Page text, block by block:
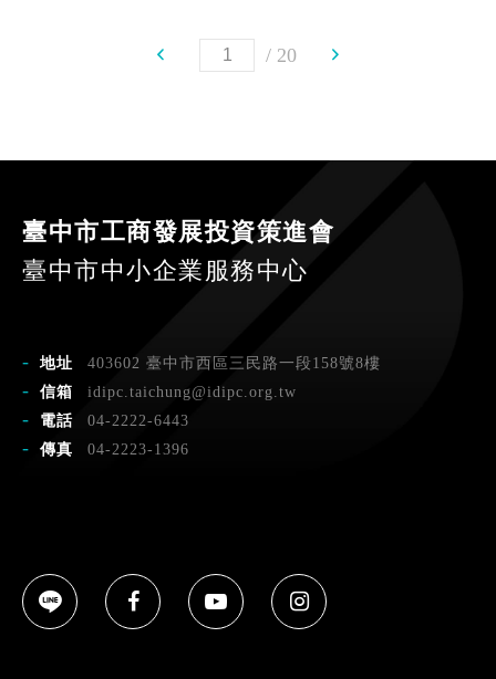
20
臺中市工商發展投資策進會
臺中市中小企業服務中心
地址
403602 臺中市西區三民路一段158號8樓
信箱
idipc.taichung@idipc.org.tw
電話
04-2222-6443
傳真
04-2223-1396